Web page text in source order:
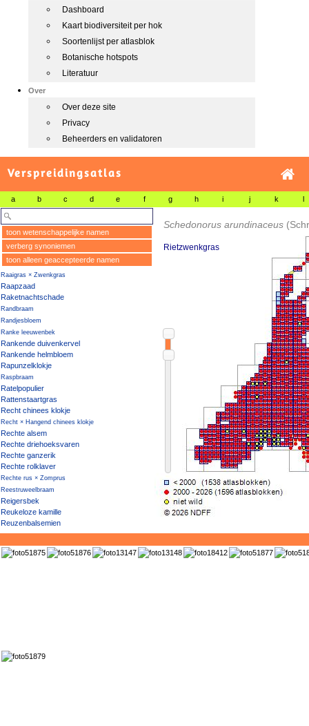
Dashboard
Kaart biodiversiteit per hok
Soortenlijst per atlasblok
Botanische hotspots
Literatuur
Over
Over deze site
Privacy
Beheerders en validatoren
Verspreidingsatlas
a b c d e f g h i j k l
toon wetenschappelijke namen
verberg synoniemen
toon alleen geaccepteerde namen
Raaigras × Zwenkgras
Raapzaad
Raketnachtschade
Randbraam
Randjesbloem
Ranke leeuwenbek
Rankende duivenkervel
Rankende helmbloem
Rapunzelklokje
Raspbraam
Ratelpopulier
Rattenstaartgras
Recht chinees klokje
Recht × Hangend chinees klokje
Rechte alsem
Rechte driehoeksvaren
Rechte ganzerik
Rechte rolklaver
Rechte rus × Zomprus
Reestruweelbraam
Reigersbek
Reukeloze kamille
Reuzenbalsemien
Reuzenberenklauw
Reuzenkalebas
Reuzenklaproos
Ridderzuring
Schedonorus arundinaceus
Rietzwenkgras